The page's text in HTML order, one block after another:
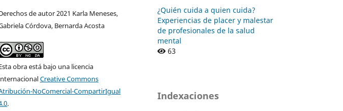
de autor 2021 Karla Meneses,
Córdova, Bernarda Acosta
obra está bajo una licencia
Creative Commons
NoComercial-CompartirIgual
.
¿Quién cuida a quien cuida?
Experiencias de placer y malestar
de profesionales de la salud
mental
63
Indexaciones